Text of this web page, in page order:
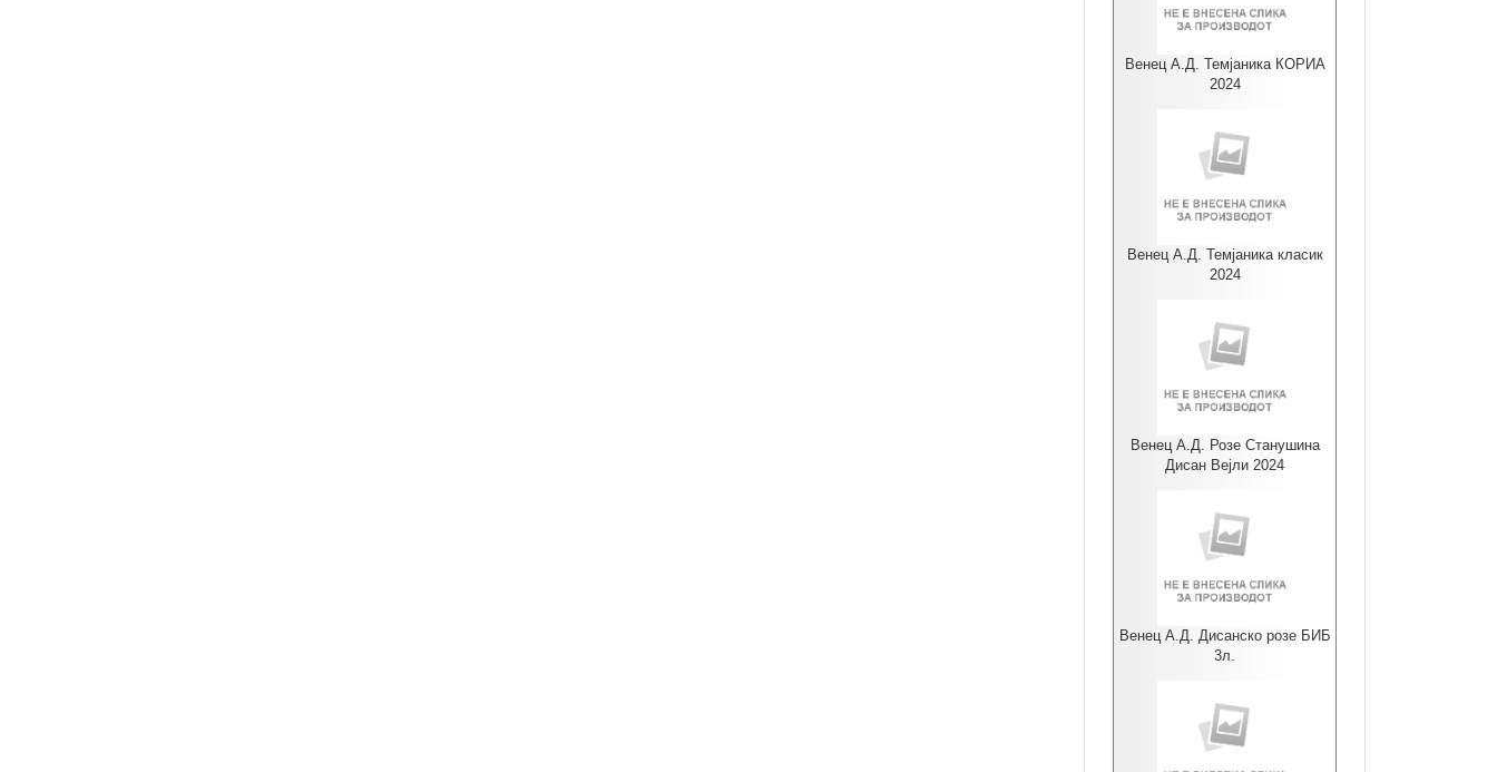
Венец А.Д. Темјаника КОРИА
2024
Венец А.Д. Темјаника класик
2024
Венец А.Д. Розе Станушина
Дисан Вејли 2024
Венец А.Д. Дисанско розе БИБ
3л.